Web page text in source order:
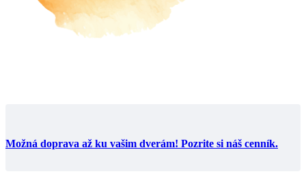
Možná doprava až ku vašim dverám! Pozrite si náš cenník.